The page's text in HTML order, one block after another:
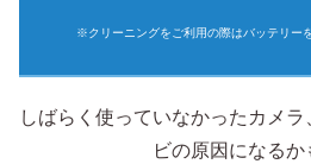
※クリーニングをご利用の際はバッテリー
しばらく使っていなかったカメ
ビの原因になるか